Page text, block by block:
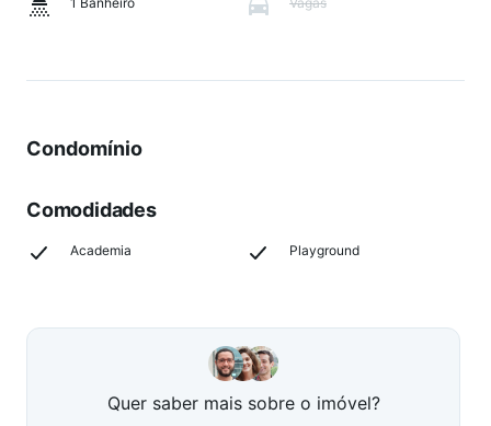
Condomínio
Comodidades
Academia Playground
Quer saber mais sobre o imóvel?